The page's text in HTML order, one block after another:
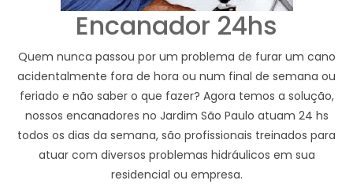
Encanador 24hs
Quem nunca passou por um problema de furar um cano
acidentalmente fora de hora ou num final de semana ou
feriado e não saber o que fazer? Agora temos a solução,
nossos encanadores no Jardim São Paulo atuam 24 hs
todos os dias da semana, são profissionais treinados para
atuar com diversos problemas hidráulicos em sua
residencial ou empresa.